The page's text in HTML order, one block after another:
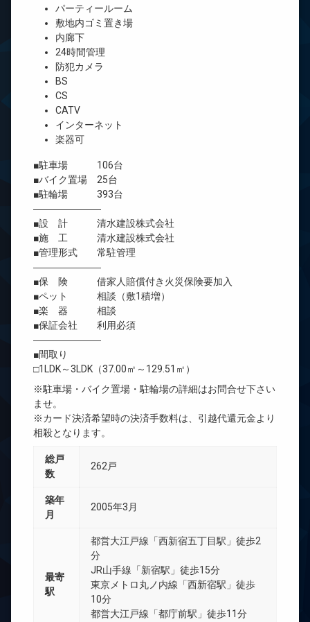
パーティールーム
敷地内ゴミ置き場
内廊下
24時間管理
防犯カメラ
BS
CS
CATV
インターネット
楽器可
■駐車場 106台
■バイク置場 25台
■駐輪場 393台
―――――――
■設 計 清水建設株式会社
■施 工 清水建設株式会社
■管理形式 常駐管理
―――――――
■保 険 借家人賠償付き火災保険要加入
■ペット 相談（敷1積増）
■楽 器 相談
■保証会社 利用必須
―――――――
■間取り
□1LDK～3LDK（37.00㎡～129.51㎡）
※駐車場・バイク置場・駐輪場の詳細はお問合せ下さい
ませ。
※カード決済希望時の決済手数料は、引越代還元金より
相殺となります。
総戸
数
262戸
築年
月
2005年3月
最寄
駅
都営大江戸線「西新宿五丁目駅」徒歩2
分
JR山手線「新宿駅」徒歩15分
東京メトロ丸ノ内線「西新宿駅」徒歩
10分
都営大江戸線「都庁前駅」徒歩11分